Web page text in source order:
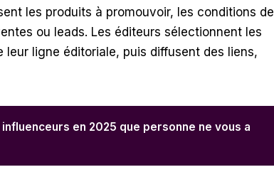
les produits à promouvoir, les conditions de
ou leads. Les éditeurs sélectionnent les
ligne éditoriale, puis diffusent des liens,
en 2025 que personne ne vous a